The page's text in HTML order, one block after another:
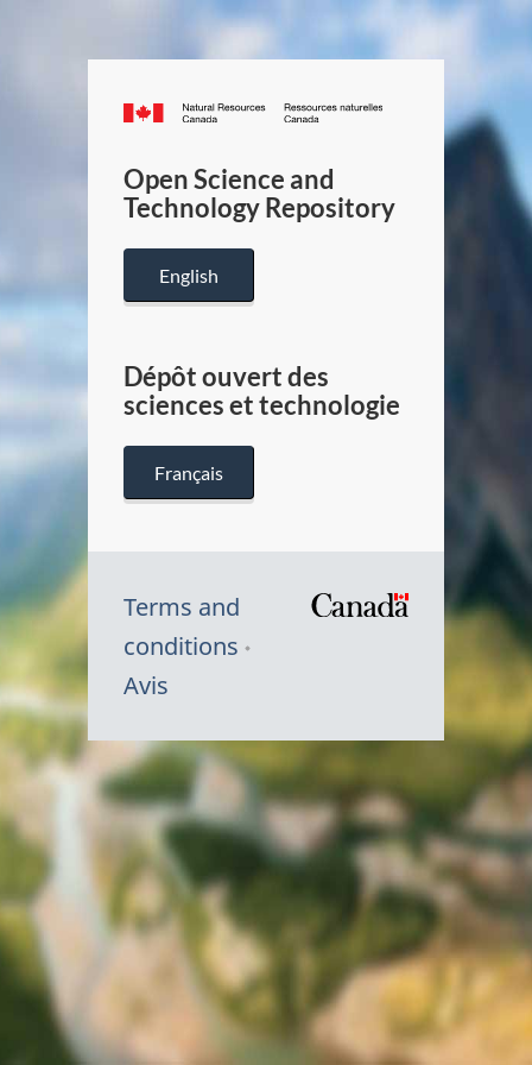
Canada.ca
/
Canada
Open Science and
Technology Repository
English
Dépôt ouvert des
sciences et technologie
Français
Terms and
conditions
Avis
Canada